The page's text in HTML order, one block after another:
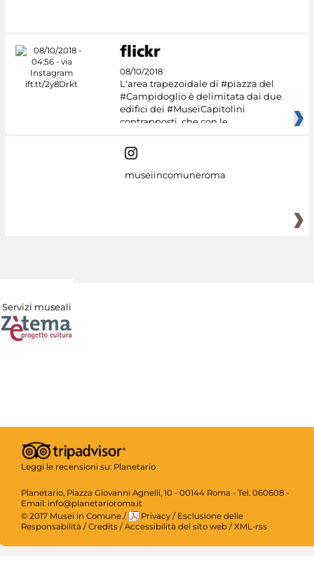
08/10/2018
L'area trapezoidale di #piazza del
#Campidoglio è delimitata dai due
edifici dei #MuseiCapitolini
contrapposti, che con le
museiincomuneroma
Servizi museali
Leggi le recensioni su: Planetario
Planetario, Piazza Giovanni Agnelli, 10 - 00144 Roma - Tel. 060608 -
Email: info@planetarioroma.it
© 2017 Musei in Comune / Privacy / Esclusione delle
Responsabilità /Credits /Accessibilità del sito web /XML-rss